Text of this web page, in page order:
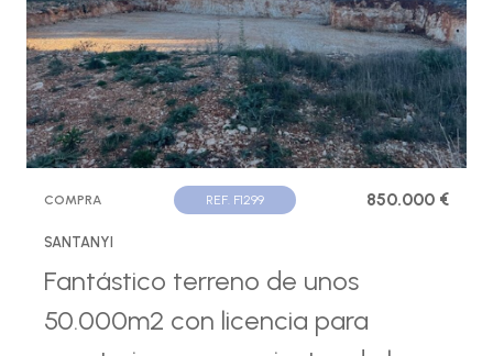
COMPRA REF. F1299 850.000 €
SANTANYI
Fantástico terreno de unos
50.000m2 con licencia para